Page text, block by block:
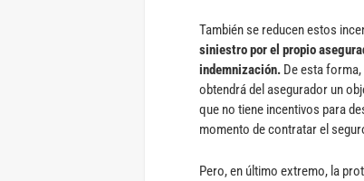
También se reducen estos
siniestro por el propio
indemnización. De esta
obtendrá del asegurador un
que no tiene incentivos para
momento de contratar el
Pero, en último extremo, la